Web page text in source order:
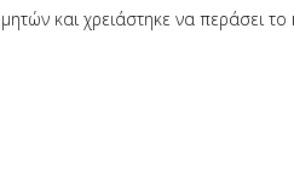
και χρειάστηκε να περάσει το